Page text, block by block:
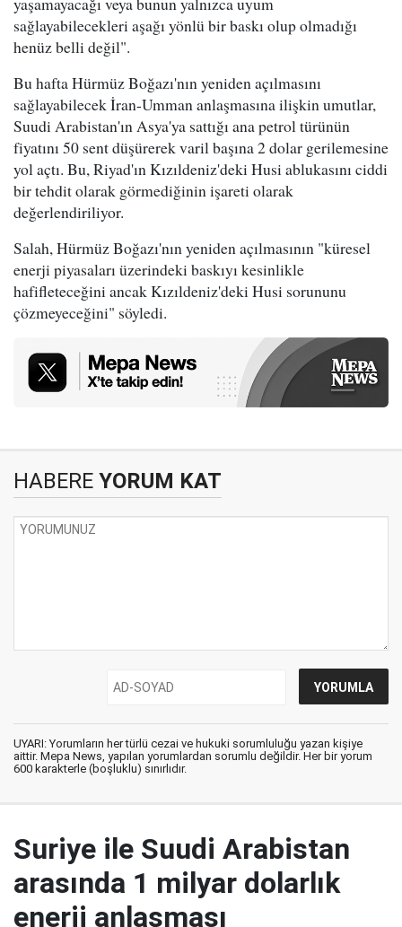
sağlayabilecekleri aşağı yönlü bir baskı olup olmadığı
henüz belli değil".
Bu hafta Hürmüz Boğazı'nın yeniden açılmasını
sağlayabilecek İran-Umman anlaşmasına ilişkin umutlar,
Suudi Arabistan'ın Asya'ya sattığı ana petrol türünün
fiyatını 50 sent düşürerek varil başına 2 dolar gerilemesine
yol açtı. Bu, Riyad'ın Kızıldeniz'deki Husi ablukasını ciddi
bir tehdit olarak görmediğinin işareti olarak
değerlendiriliyor.
Salah, Hürmüz Boğazı'nın yeniden açılmasının "küresel
enerji piyasaları üzerindeki baskıyı kesinlikle
hafifleteceğini ancak Kızıldeniz'deki Husi sorununu
çözmeyeceğini" söyledi.
HABERE YORUM KAT
UYARI: Yorumların her türlü cezai ve hukuki sorumluluğu yazan kişiye
aittir. Mepa News, yapılan yorumlardan sorumlu değildir. Her bir yorum
600 karakterle (boşluklu) sınırlıdır.
Suriye ile Suudi Arabistan
arasında 1 milyar dolarlık
enerji anlaşması